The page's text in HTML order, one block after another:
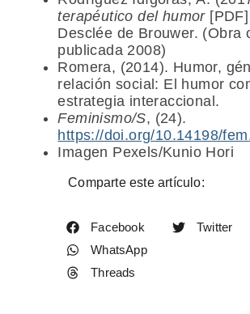
terapéutico del humor
Desclée de Brouwer. (Obra
publicada 2008)
Romera, (2014). Humor,
relación social: El humor
estrategia interaccional.
Feminismo/S, (24).
https://doi.org/10.14198/
Imagen Pexels/Kunio Hori
Comparte este artículo:
Facebook
Twitter
WhatsApp
Threads